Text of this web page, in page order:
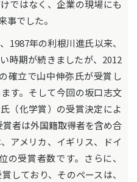
ではなく、企業の現場にも
事でした。
年の利根川進氏以来、
時期が続きましたが、2012
確立で山中伸弥氏が受賞し
す。そして今回の坂口志文
（化学賞）の受賞決定によ
者は外国籍取得者を含め合
アメリカ、イギリス、ドイ
の受賞者数です。さらに、
しており、そのペースは、